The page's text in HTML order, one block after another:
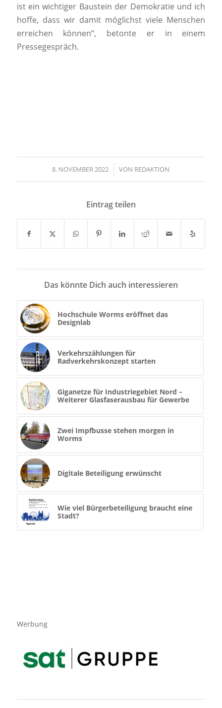
ist ein wichtiger Baustein der Demokratie und ich
hoffe, dass wir damit möglichst viele Menschen
erreichen können“, betonte er in einem
Pressegespräch.
8. NOVEMBER 2022
/ VON REDAKTION
Eintrag teilen
Das könnte Dich auch interessieren
Hochschule Worms eröffnet das
Designlab
Verkehrszählungen für
Radverkehrskonzept starten
Giganetze für Industriegebiet Nord –
Weiterer Glasfaserausbau für Gewerbe
Zwei Impfbusse stehen morgen in
Worms
Digitale Beteiligung erwünscht
Wie viel Bürgerbeteiligung braucht eine
Stadt?
Werbung